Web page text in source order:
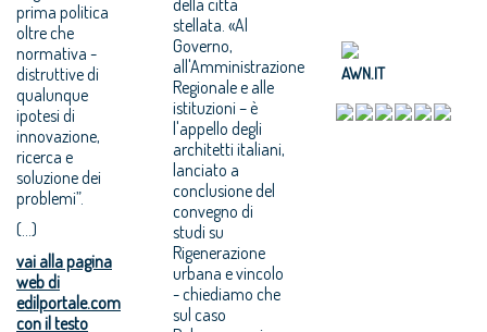
prima politica
oltre che
normativa -
distruttive di
qualunque
ipotesi di
innovazione,
ricerca e
soluzione dei
problemi”.
(...)
vai alla pagina
web di
edilportale.com
con il testo
stellata. «Al
Governo,
all'Amministrazione
Regionale e alle
istituzioni – è
l'appello degli
architetti italiani,
lanciato a
conclusione del
convegno di
studi su
Rigenerazione
urbana e vincolo
- chiediamo che
sul caso
AWN.IT